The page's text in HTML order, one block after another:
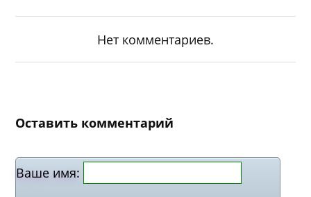
Нет комментариев.
Оставить комментарий
Ваше имя: